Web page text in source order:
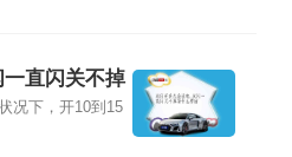
直闪关不掉
况下，开10到15